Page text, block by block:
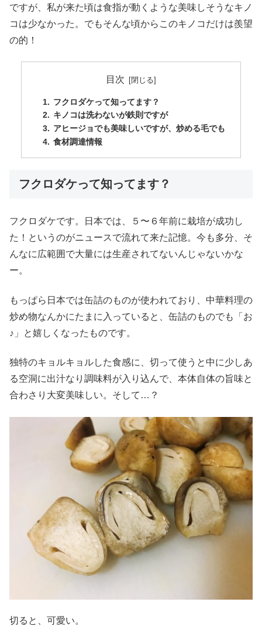
ですが、私が来た頃は食指が動くような美味しそうなキノ
コは少なかった。でもそんな頃からこのキノコだけは羨望
の的！
目次
フクロダケって知ってます？
キノコは洗わないが鉄則ですが
アヒージョでも美味しいですが、炒める毛でも
食材調達情報
フクロダケって知ってます？
フクロダケです。日本では、５〜６年前に栽培が成功し
た！というのがニュースで流れて来た記憶。今も多分、そ
んなに広範囲で大量には生産されてないんじゃないかな
ー。
もっぱら日本では缶詰のものが使われており、中華料理の
炒め物なんかにたまに入っていると、缶詰のものでも「お
♪」と嬉しくなったものです。
独特のキョルキョルした食感に、切って使うと中に少しあ
る空洞に出汁なり調味料が入り込んで、本体自体の旨味と
合わさり大変美味しい。そして…？
切ると、可愛い。